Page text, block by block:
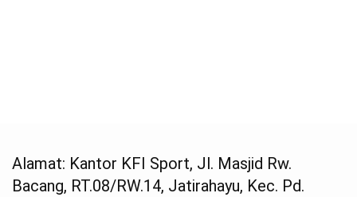
Alamat: Kantor KFI Sport, Jl. Masjid Rw.
Bacang, RT.08/RW.14, Jatirahayu, Kec. Pd.